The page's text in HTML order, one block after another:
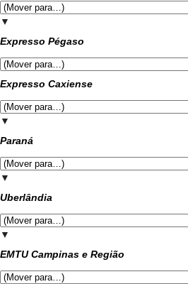
▼
Expresso Pégaso
Expresso Caxiense
▼
Paraná
▼
Uberlândia
▼
EMTU Campinas e Região